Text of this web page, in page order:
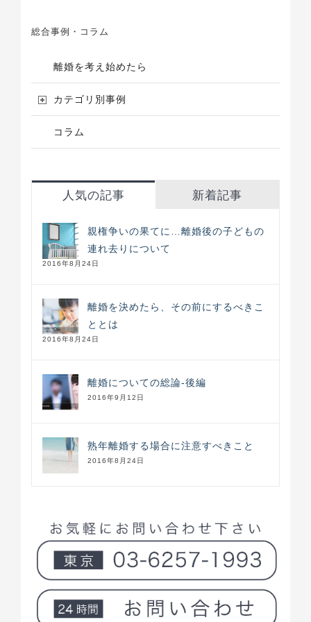
総合事例・コラム
離婚を考え始めたら
カテゴリ別事例
コラム
人気の記事 新着記事
親権争いの果てに…離婚後の子どもの
連れ去りについて
2016年8月24日
離婚を決めたら、その前にするべきこ
ととは
2016年8月24日
離婚についての総論-後編
2016年9月12日
熟年離婚する場合に注意すべきこと
2016年8月24日